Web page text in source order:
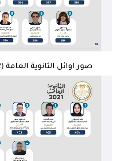
صور اوائل الثانوية العامة (2) اوائل الشعبة الادبية